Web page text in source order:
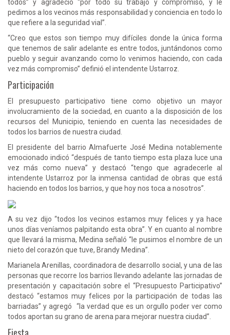
todos” y agradeció “por todo su trabajo y compromiso, y le
pedimos a los vecinos más responsabilidad y conciencia en todo lo
que refiere a la seguridad vial”.
“Creo que estos son tiempo muy difíciles donde la única forma
que tenemos de salir adelante es entre todos, juntándonos como
pueblo y seguir avanzando como lo venimos haciendo, con cada
vez más compromiso” definió el intendente Ustarroz.
Participación
El presupuesto participativo tiene como objetivo un mayor
involucramiento de la sociedad, en cuanto a la disposición de los
recursos del Municipio, teniendo en cuenta las necesidades de
todos los barrios de nuestra ciudad.
El presidente del barrio Almafuerte José Medina notablemente
emocionado indicó “después de tanto tiempo esta plaza luce una
vez más como nueva” y destacó “tengo que agradecerle al
intendente Ustarroz por la inmensa cantidad de obras que está
haciendo en todos los barrios, y que hoy nos toca a nosotros”.
A su vez dijo “todos los vecinos estamos muy felices y ya hace
unos días veníamos palpitando esta obra”. Y en cuanto al nombre
que llevará la misma, Medina señaló “le pusimos el nombre de un
nieto del corazón que tuve, Brandy Medina”.
Marianela Arenillas, coordinadora de desarrollo social, y una de las
personas que recorre los barrios llevando adelante las jornadas de
presentación y capacitación sobre el “Presupuesto Participativo”
destacó “estamos muy felices por la participación de todas las
barriadas” y agregó “la verdad que es un orgullo poder ver como
todos aportan su grano de arena para mejorar nuestra ciudad”.
Fiesta